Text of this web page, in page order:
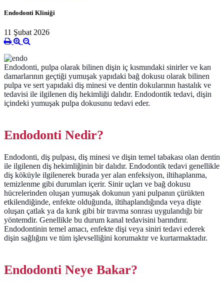
Endodonti Kliniği
11 Şubat 2026
Endodonti, pulpa olarak bilinen dişin iç kısmındaki sinirler ve kan
damarlarının geçtiği yumuşak yapıdaki bağ dokusu olarak bilinen
pulpa ve sert yapıdaki diş minesi ve dentin dokularının hastalık ve
tedavisi ile ilgilenen diş hekimliği dalıdır. Endodontik tedavi, dişin
içindeki yumuşak pulpa dokusunu tedavi eder.
Endodonti Nedir?
Endodonti, diş pulpası, diş minesi ve dişin temel tabakası olan dentin
ile ilgilenen diş hekimliğinin bir dalıdır. Endodontik tedavi genellikle
diş köküyle ilgilenerek burada yer alan enfeksiyon, iltihaplanma,
temizlenme gibi durumları içerir. Sinir uçları ve bağ dokusu
hücrelerinden oluşan yumuşak dokunun yani pulpanın çürükten
etkilendiğinde, enfekte olduğunda, iltihaplandığında veya dişte
oluşan çatlak ya da kırık gibi bir travma sonrası uygulandığı bir
yöntemdir. Genellikle bu durum kanal tedavisini barındırır.
Endodontinin temel amacı, enfekte dişi veya siniri tedavi ederek
dişin sağlığını ve tüm işlevselliğini korumaktır ve kurtarmaktadır.
Endodonti Neye Bakar?